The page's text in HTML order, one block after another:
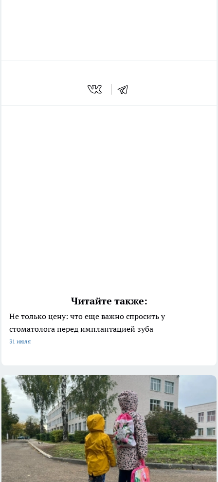
Читайте также:
Не только цену: что еще важно спросить у
стоматолога перед имплантацией зуба
31 июля